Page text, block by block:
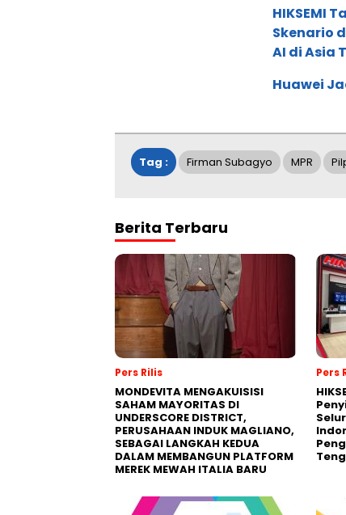
HIKSEMI
Skenario
AI di Asia
Huawei
Tag : Firman Subagyo MPR
Berita Terbaru
Pers Rilis
MONDEVITA MENGAKUISISI
SAHAM MAYORITAS DI
UNDERSCORE DISTRICT,
PERUSAHAAN INDUK MAGLIANO,
SEBAGAI LANGKAH KEDUA
DALAM MEMBANGUN PLATFORM
MEREK MEWAH ITALIA BARU
Pers